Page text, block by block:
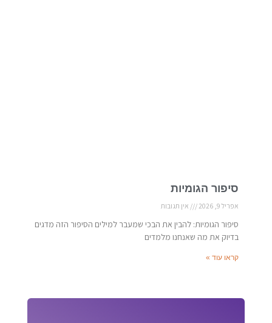
סיפור הגומיות
אפריל 9, 2026 אין תגובות
סיפור הגומיות: להבין את הבכי שמעבר למילים הסיפור הזה מדגים
בדיוק את מה שאנחנו מלמדים
קראו עוד »